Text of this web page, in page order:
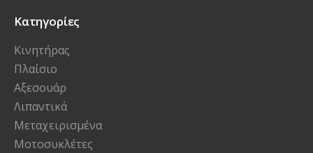
Κατηγορίες
Κινητήρας
Πλαίσιο
Αξεσουάρ
Λιπαντικά
Μεταχειρισμένα
Μοτοσυκλέτες